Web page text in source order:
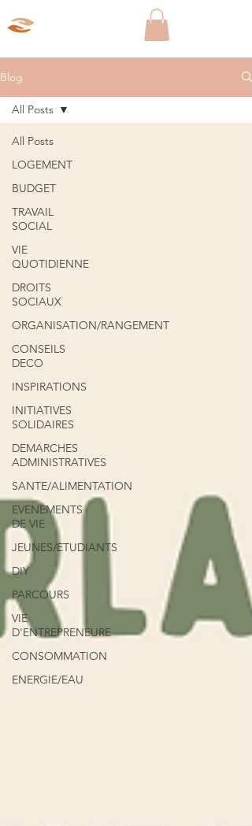
Blog
All Posts
LOGEMENT
BUDGET
TRAVAIL
SOCIAL
VIE
QUOTIDIENNE
DROITS
SOCIAUX
ORGANISATION/RANGEMENT
CONSEILS
DECO
INSPIRATIONS
INITIATIVES
SOLIDAIRES
DEMARCHES
ADMINISTRATIVES
SANTE/ALIMENTATION
EVENEMENTS
DE VIE
JEUNES/ETUDIANTS
DIY
PARCOURS
VIE
D'ENTREPRENEURE
CONSOMMATION
ENERGIE/EAU
All Posts